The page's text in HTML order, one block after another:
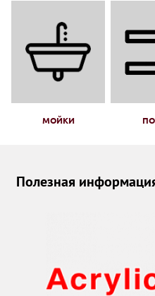
МОЙКИ
Полезная